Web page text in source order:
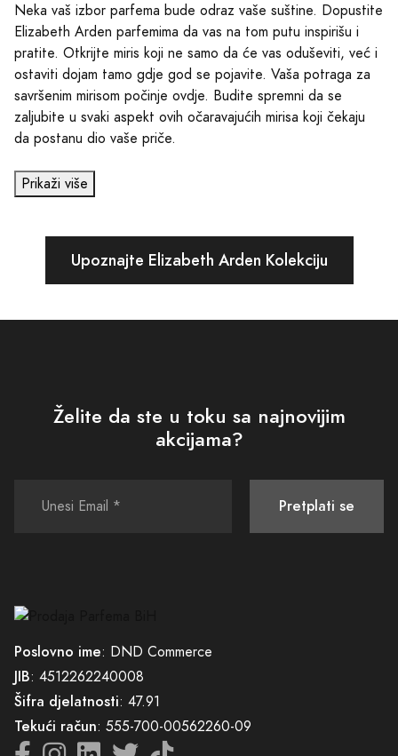
Neka vaš izbor parfema bude odraz vaše suštine. Dopustite
Elizabeth Arden parfemima da vas na tom putu inspirišu i
pratite. Otkrijte miris koji ne samo da će vas oduševiti, već i
ostaviti dojam tamo gdje god se pojavite. Vaša potraga za
savršenim mirisom počinje ovdje. Budite spremni da se
zaljubite u svaki aspekt ovih očaravajućih mirisa koji čekaju
da postanu dio vaše priče.
Prikaži više
Upoznajte Elizabeth Arden Kolekciju
Želite da ste u toku sa najnovijim
akcijama?
Pretplati se
Poslovno ime: DND Commerce
JIB: 4512262240008
Šifra djelatnosti: 47.91
Tekući račun: 555-700-00562260-09